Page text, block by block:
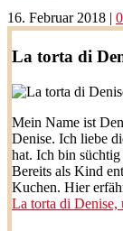
16. Februar 2018 |
La torta di
Mein Name ist
Denise. Ich liebe
hat. Ich bin
Bereits als Kind
Kuchen. Hier
La torta di Denise,